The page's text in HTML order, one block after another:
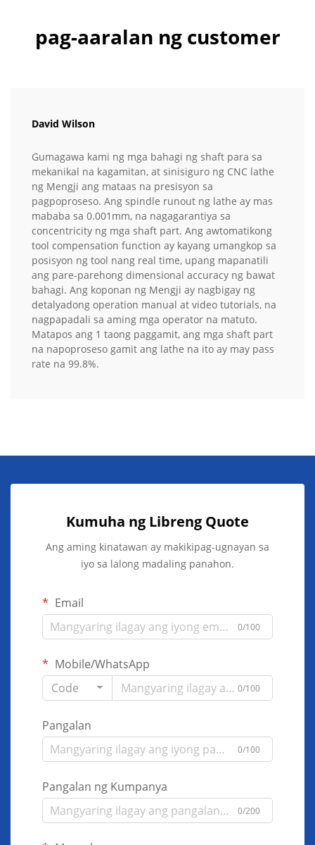
pag-aaralan ng customer
David Wilson
Gumagawa kami ng mga bahagi ng shaft para sa
mekanikal na kagamitan, at sinisiguro ng CNC lathe
ng Mengji ang mataas na presisyon sa
pagpoproseso. Ang spindle runout ng lathe ay mas
mababa sa 0.001mm, na nagagarantiya sa
concentricity ng mga shaft part. Ang awtomatikong
tool compensation function ay kayang umangkop sa
posisyon ng tool nang real time, upang mapanatili
ang pare-parehong dimensional accuracy ng bawat
bahagi. Ang koponan ng Mengji ay nagbigay ng
detalyadong operation manual at video tutorials, na
nagpapadali sa aming mga operator na matuto.
Matapos ang 1 taong paggamit, ang mga shaft part
na napoproseso gamit ang lathe na ito ay may pass
rate na 99.8%.
Kumuha ng Libreng Quote
Ang aming kinatawan ay makikipag-ugnayan sa
iyo sa lalong madaling panahon.
Email
0/100
Mobile/WhatsApp
Code
0/100
Pangalan
0/100
Pangalan ng Kumpanya
0/200